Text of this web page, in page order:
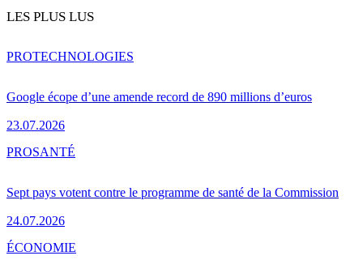
LES PLUS LUS
Google écope d’une amende record de 890 millions d’euros
23.07.2026
PROTECHNOLOGIES
Sept pays votent contre le programme de santé de la Commission
24.07.2026
PROSANTÉ
ÉCONOMIE